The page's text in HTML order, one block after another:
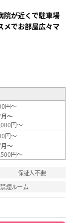
院が近くで駐車場
メでお部屋広々マ
円～
～
円～
円～
～
円～
保証人不要
禁煙ルーム